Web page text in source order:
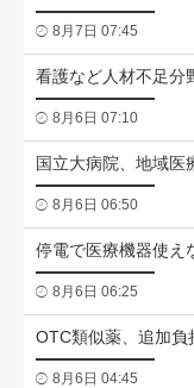
8月7日 07:45
看護など人材不足分
8月6日 07:10
国立大病院、地域医
8月6日 06:50
停電で医療機器使え
8月6日 06:25
OTC類似薬、追加
8月6日 04:45